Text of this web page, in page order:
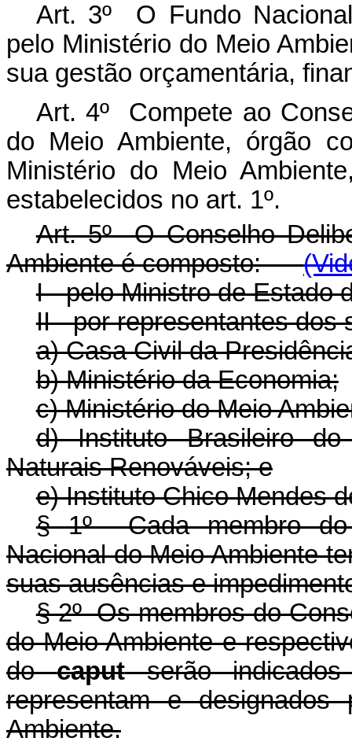
Art. 3º O Fundo
pelo Ministério do Meio
sua gestão orçamentária,
Art. 4º Compete ao
do Meio Ambiente, órgão
Ministério do Meio
estabelecidos no art. 1º.
Art. 5º O Conselho
Ambiente é composto:
I - pelo Ministro de Estado
II - por representantes dos
a) Casa Civil da
b) Ministério da Economia;
c) Ministério do Meio
d) Instituto Brasileiro
Naturais Renováveis; e
e) Instituto Chico Mendes
§ 1º Cada membro do
Nacional do Meio Ambiente
suas ausências e
§ 2º Os membros do
do Meio Ambiente e
docaputserão
representam e
Ambiente.